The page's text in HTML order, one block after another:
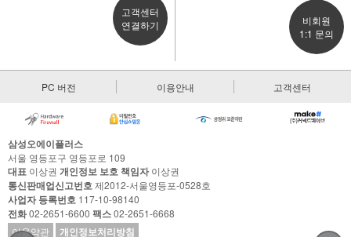
고객센터
연결하기
비회원
1:1 문의
PC 버전 이용안내 고객센터
삼성오에이플러스
서울 영등포구 영등포로 109
대표 이상권 개인정보 보호 책임자이상권
통신판매업신고번호제2012-서울영등포-0528호
사업자 등록번호 117-10-98140
전화02-2651-6600 팩스02-2651-6668
이용약관
개인정보처리방침